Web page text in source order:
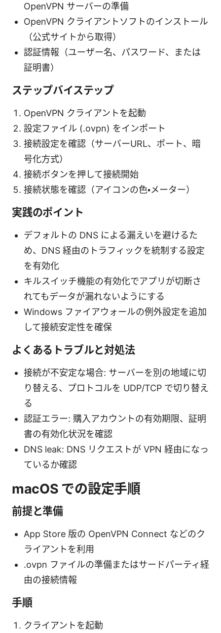
OpenVPN サーバーの準備
OpenVPN クライアントソフトのインストール
（公式サイトから取得）
認証情報（ユーザー名、パスワード、または
証明書）
ステップバイステップ
OpenVPN クライアントを起動
設定ファイル (.ovpn) をインポート
接続設定を確認（サーバーURL、ポート、暗
号化方式）
接続ボタンを押して接続開始
接続状態を確認（アイコンの色・メーター）
実践のポイント
デフォルトの DNS による漏えいを避けるた
め、DNS 経由のトラフィックを統制する設定
を有効化
キルスイッチ機能の有効化でアプリが切断さ
れてもデータが漏れないようにする
Windows ファイアウォールの例外設定を追加
して接続安定性を確保
よくあるトラブルと対処法
接続が不安定な場合: サーバーを別の地域に切
り替える、プロトコルを UDP/TCP で切り替え
る
認証エラー: 購入アカウントの有効期限、証明
書の有効化状況を確認
DNS leak: DNS リクエストが VPN 経由になっ
ているか確認
macOS での設定手順
前提と準備
App Store 版の OpenVPN Connect などのク
ライアントを利用
.ovpn ファイルの準備またはサードパーティ経
由の接続情報
手順
クライアントを起動